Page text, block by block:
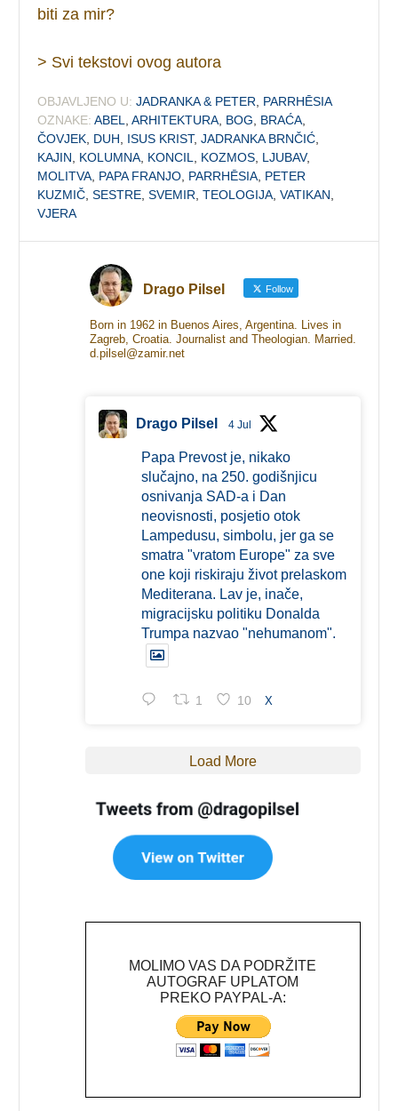
biti za mir?
> Svi tekstovi ovog autora
OBJAVLJENO U: JADRANKA & PETER
PARRHĒSIA
OZNAKE: ABEL ,ARHITEKTURA BOG BRAĆA
ČOVJEK DUH ISUS KRIST,JADRANKA BRNČIĆ
KAJIN
KOLUMNA KONCIL KOZMOS LJUBAV,
MOLITVA PAPA FRANJO PARRHĒSIA PETER
KUZMIČ ,SESTRE ,SVEMIR ,TEOLOGIJA ,VATIKAN
VJERA
Drago Pilsel Follow
Born in 1962 in Buenos Aires, Argentina. Lives in
Zagreb, Croatia. Journalist and Theologian. Married.
d.pilsel@zamir.net
Drago Pilsel 4 Jul
Papa Prevost je, nikako
slučajno, na 250. godišnjicu
osnivanja SAD-a i Dan
neovisnosti, posjetio otok
Lampedusu, simbolu, jer ga se
smatra "vratom Europe" za sve
one koji riskiraju život prelaskom
Mediterana. Lav je, inače,
migracijsku politiku Donalda
Trumpa nazvao "nehumanom".
1 10 X
Load More
MOLIMO VAS DA PODRŽITE
AUTOGRAF UPLATOM
PREKO PAYPAL-A: